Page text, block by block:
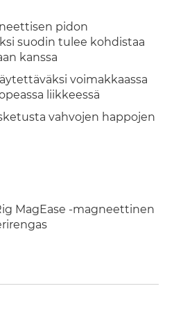
pidon
suodin tulee kohdistaa
kanssa
voimakkaassa
liikkeessä
vahvojen happojen
MagEase -magneettinen